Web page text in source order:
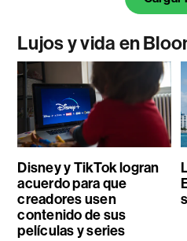
Lujos y vida en
Disney y TikTok logran
acuerdo para que
creadores usen
contenido de sus
películas y series